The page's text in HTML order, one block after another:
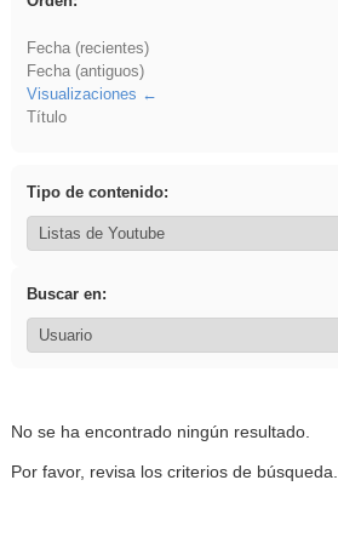
Fecha (recientes)
Fecha (antiguos)
Visualizaciones
Título
Tipo de contenido:
Buscar en:
No se ha encontrado ningún resultado.
Por favor, revisa los criterios de búsqueda.